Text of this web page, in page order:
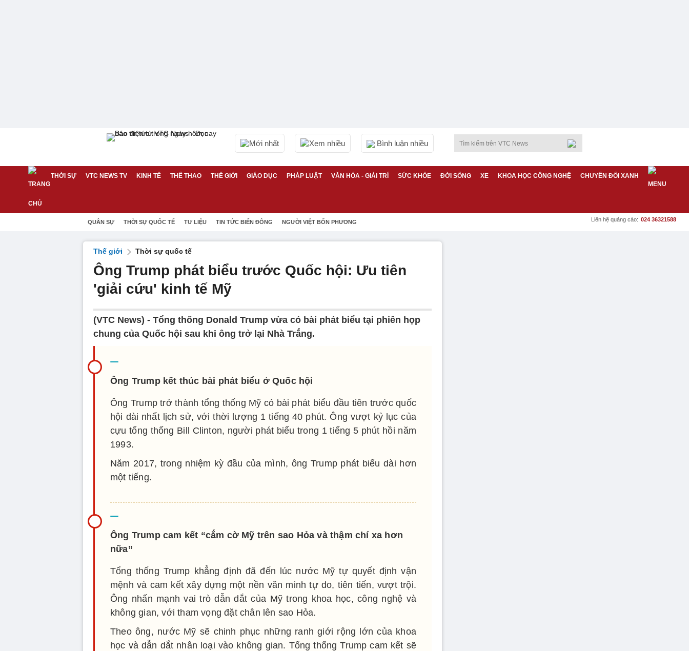
Mới nhất Xem nhiều Bình luận nhiều
THỜI SỰ VTC NEWS TV KINH TẾ THỂ THAO THẾ GIỚI GIÁO DỤC PHÁP LUẬT VĂN HÓA - GIẢI TRÍ SỨC KHỎE ĐỜI SỐNG XE KHOA HỌC CÔNG NGHỆ CHUYỂN ĐỔI XANH
QUÂN SỰ THỜI SỰ QUỐC TẾ TƯ LIỆU TIN TỨC BIỂN ĐÔNG NGƯỜI VIỆT BỐN PHƯƠNG Liên hệ quảng cáo: 024 36321588
Thế giới Thời sự quốc tế
Ông Trump phát biểu trước Quốc hội: Ưu tiên
'giải cứu' kinh tế Mỹ
(VTC News) - Tổng thống Donald Trump vừa có bài phát biểu tại phiên họp
chung của Quốc hội sau khi ông trở lại Nhà Trắng.
Ông Trump kết thúc bài phát biểu ở Quốc hội
Ông Trump trở thành tổng thống Mỹ có bài phát biểu đầu tiên trước quốc
hội dài nhất lịch sử, với thời lượng 1 tiếng 40 phút. Ông vượt kỷ lục của
cựu tổng thống Bill Clinton, người phát biểu trong 1 tiếng 5 phút hồi năm
1993.
Năm 2017, trong nhiệm kỳ đầu của mình, ông Trump phát biểu dài hơn
một tiếng.
Ông Trump cam kết “cắm cờ Mỹ trên sao Hỏa và thậm chí xa hơn
nữa”
Tổng thống Trump khẳng định đã đến lúc nước Mỹ tự quyết định vận
mệnh và cam kết xây dựng một nền văn minh tự do, tiên tiến, vượt trội.
Ông nhấn mạnh vai trò dẫn dắt của Mỹ trong khoa học, công nghệ và
không gian, với tham vọng đặt chân lên sao Hỏa.
Theo ông, nước Mỹ sẽ chinh phục những ranh giới rộng lớn của khoa
học và dẫn dắt nhân loại vào không gian. Tổng thống Trump cam kết sẽ